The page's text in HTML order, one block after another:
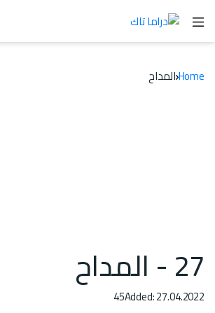
Homeالمداح
27 - المداح
45Added: 27.04.2022